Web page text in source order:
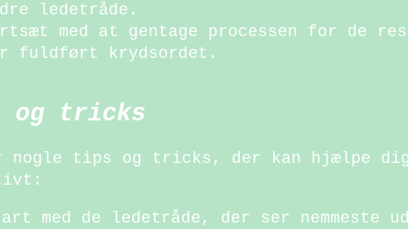
ledetråde.
med at gentage processen for de
fuldført krydsordet.
og tricks
nogle tips og tricks, der kan hjælpe dig
med de ledetråde, der ser nemmeste